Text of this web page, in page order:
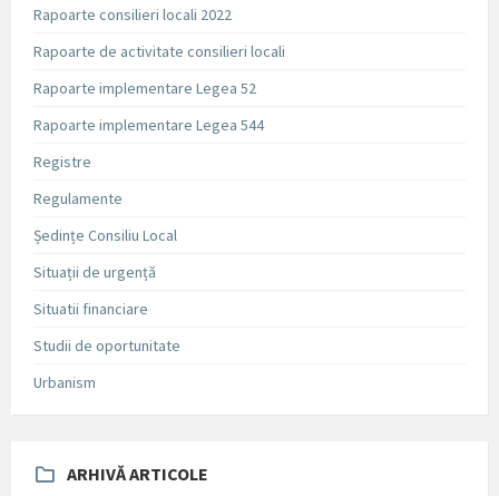
Rapoarte consilieri locali 2022
Rapoarte de activitate consilieri locali
Rapoarte implementare Legea 52
Rapoarte implementare Legea 544
Registre
Regulamente
Ședințe Consiliu Local
Situații de urgență
Situatii financiare
Studii de oportunitate
Urbanism
ARHIVĂ ARTICOLE